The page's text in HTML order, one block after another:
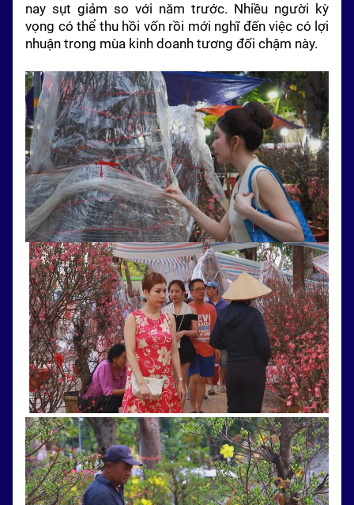
nay sụt giảm so với năm trước. Nhiều người kỳ
vọng có thể thu hồi vốn rồi mới nghĩ đến việc có lợi
nhuận trong mùa kinh doanh tương đối chậm này.